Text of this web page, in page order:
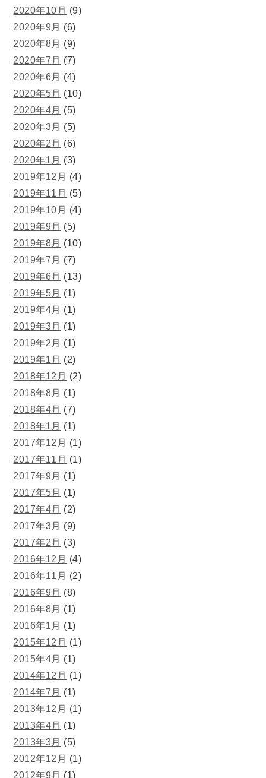
2020年10月 (9)
2020年9月 (6)
2020年8月 (9)
2020年7月 (7)
2020年6月 (4)
2020年5月 (10)
2020年4月 (5)
2020年3月 (5)
2020年2月 (6)
2020年1月 (3)
2019年12月 (4)
2019年11月 (5)
2019年10月 (4)
2019年9月 (5)
2019年8月 (10)
2019年7月 (7)
2019年6月 (13)
2019年5月 (1)
2019年4月 (1)
2019年3月 (1)
2019年2月 (1)
2019年1月 (2)
2018年12月 (2)
2018年8月 (1)
2018年4月 (7)
2018年1月 (1)
2017年12月 (1)
2017年11月 (1)
2017年9月 (1)
2017年5月 (1)
2017年4月 (2)
2017年3月 (9)
2017年2月 (3)
2016年12月 (4)
2016年11月 (2)
2016年9月 (8)
2016年8月 (1)
2016年1月 (1)
2015年12月 (1)
2015年4月 (1)
2014年12月 (1)
2014年7月 (1)
2013年12月 (1)
2013年4月 (1)
2013年3月 (5)
2012年12月 (1)
2012年9月 (1)